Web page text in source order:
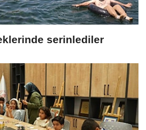
serinlediler